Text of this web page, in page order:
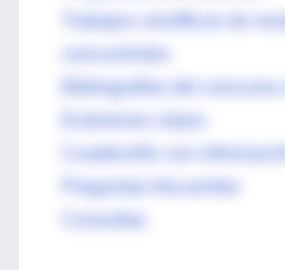
Trabajos científicos de
Bibliografías del concurso
Preguntas frecuentes